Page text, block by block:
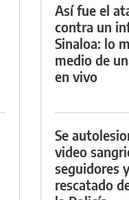
Así fue el
contra un
Sinaloa: lo
medio de
en vivo
Se
video
seguidores
rescatado